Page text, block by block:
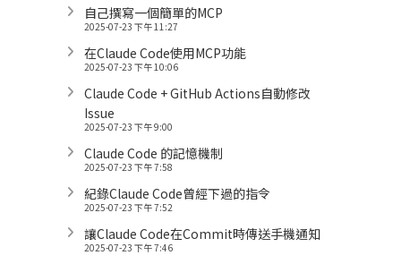
自己撰寫一個簡單的MCP
2025-07-23 下午 11:27
在Claude Code使用MCP功能
2025-07-23 下午 10:06
Claude Code + GitHub Actions自動修改
Issue
2025-07-23 下午 9:00
Claude Code 的記憶機制
2025-07-23 下午 7:58
紀錄Claude Code曾經下過的指令
2025-07-23 下午 7:52
讓Claude Code在Commit時傳送手機通知
2025-07-23 下午 7:46